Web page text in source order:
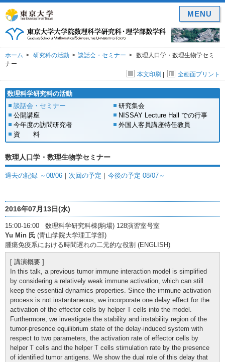
ホーム 研究科の活動 談話会・セミナー
数理人口学・数理生物学セミ
ナー
本文印刷 | 全画面プリント
数理科学研究科の活動
談話会・セミナー
研究集会
公開講座
NISSAY Lecture Hall での行事
今年度の訪問研究者
外国人客員講座特任教員
資 料
数理人口学・数理生物学セミナー
過去の記録 ～08/06 ｜ 次回の予定 ｜ 今後の予定 08/07～
2016年07月13日(水)
15:00-16:00 数理科学研究科棟(駒場) 128演習室号室
Yu Min 氏 (青山学院大学理工学部)
腫瘍免疫系における時間遅れの二元的な役割 (ENGLISH)
[ 講演概要 ]
In this talk, a previous tumor immune interaction model is simplified
by considering a relatively weak immune activation, which can still
keep the essential dynamics properties. Since the immune activation
process is not instantaneous, we incorporate one delay effect for the
activation of the effector cells by helper T cells into the model.
Furthermore, we investigate the stability and instability region of the
tumor-presence equilibrium state of the delay-induced system with
respect to two parameters, the activation rate of effector cells by
helper T cells and the helper T cells stimulation rate by the presence
of identified tumor antigens. We show the dual role of this delay that
MENU